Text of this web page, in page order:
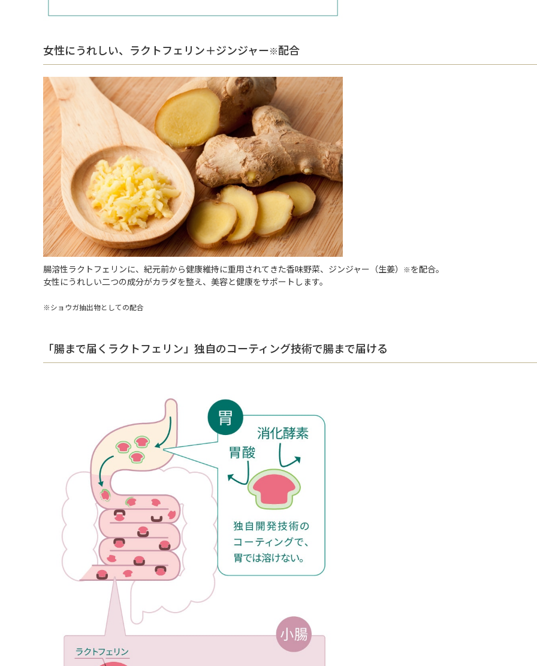
女性にうれしい、ラクトフェリン＋ジンジャー※配合
腸溶性ラクトフェリンに、紀元前から健康維持に重用されてきた香味野菜、ジンジャー（生姜） ※を配合。
女性にうれしい二つの成分がカラダを整え、美容と健康をサポートします。
※ショウガ抽出物としての配合
「腸まで届くラクトフェリン」独自のコーティング技術で腸まで届ける